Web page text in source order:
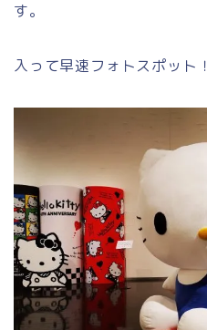
す。
入って早速フォトスポット！